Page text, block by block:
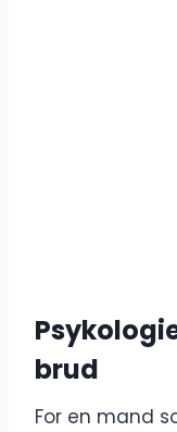
brud
For en mand